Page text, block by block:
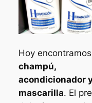
Hoy encontramos
champú,
acondicionador
mascarilla. El